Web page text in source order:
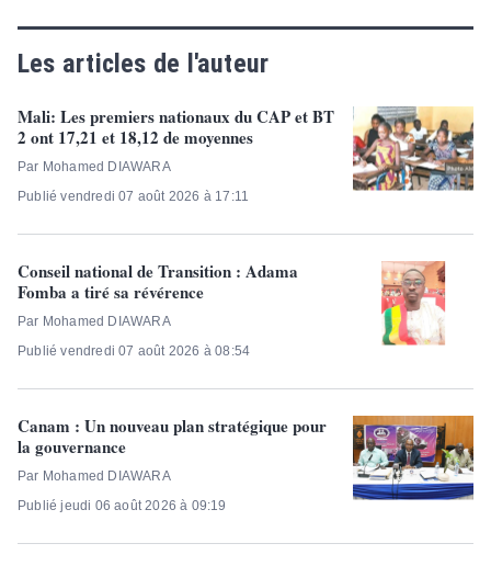
Les articles de l'auteur
Mali: Les premiers nationaux du CAP et BT
2 ont 17,21 et 18,12 de moyennes
Par Mohamed DIAWARA
Publié vendredi 07 août 2026 à 17:11
Conseil national de Transition : Adama
Fomba a tiré sa révérence
Par Mohamed DIAWARA
Publié vendredi 07 août 2026 à 08:54
Canam : Un nouveau plan stratégique pour
la gouvernance
Par Mohamed DIAWARA
Publié jeudi 06 août 2026 à 09:19